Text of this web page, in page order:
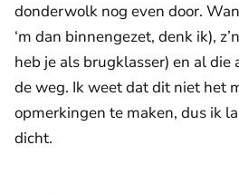
donderwolk nog even door.
‘m dan binnengezet, denk ik),
heb je als brugklasser) en al die
de weg. Ik weet dat dit niet het
opmerkingen te maken, dus ik
dicht.